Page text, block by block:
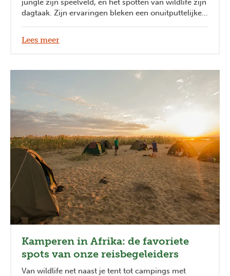
jungle zijn speelveld, en het spotten van wildlife zijn
dagtaak. Zijn ervaringen bleken een onuitputtelijke
Lees meer
Kamperen in Afrika: de favoriete
spots van onze reisbegeleiders
Van wildlife net naast je tent tot campings met